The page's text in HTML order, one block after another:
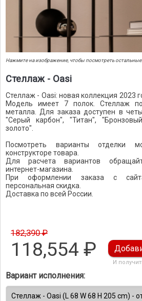
Нажмите на изображение, чтобы посмотреть
Стеллаж - Oasi
Стеллаж - Oasi: новая коллекция 2023
Модель имеет 7 полок. Стеллаж
металла. Для заказа доступен в
"Серый карбон", "Титан",
золото".
Посмотреть варианты
конструкторе товара.
Для расчета вариантов
интернет-магазина.
При оформлении заказа с
персональная скидка.
Доставка по всей России.
182,390 ₽
118,554 ₽
И
Вариант исполнения: